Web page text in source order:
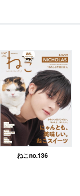
ねこno.136